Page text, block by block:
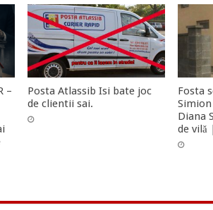
–
Posta Atlassib Isi bate joc
de clientii sai.
Fosta
Diana
de vilă